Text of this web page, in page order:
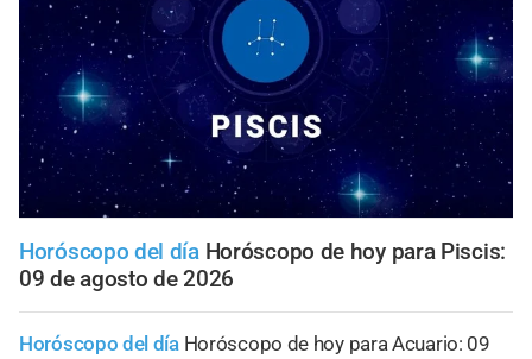
Horóscopo del día Horóscopo de hoy para Piscis:
09 de agosto de 2026
Horóscopo del día Horóscopo de hoy para Acuario: 09